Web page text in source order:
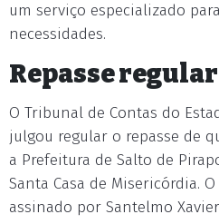
um serviço especializado
necessidades.
Repasse regular
O Tribunal de Contas do
julgou regular o repasse de
a Prefeitura de Salto de
Santa Casa de Misericórdia.
assinado por Santelmo